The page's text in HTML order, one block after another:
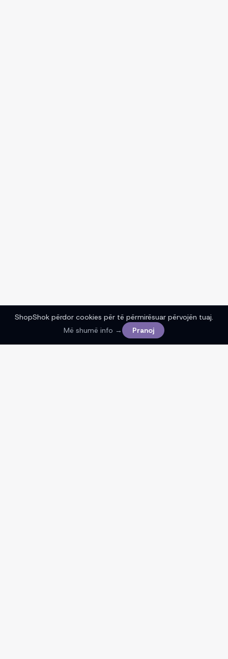
ShopShok përdor cookies për të përmirësuar përvojën tuaj.
Më shumë info →
Pranoj